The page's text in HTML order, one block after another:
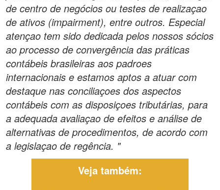
de centro de negócios ou testes de realizaçao
de ativos (impairment), entre outros. Especial
atençao tem sido dedicada pelos nossos sócios
ao processo de convergência das práticas
contábeis brasileiras aos padroes
internacionais e estamos aptos a atuar com
destaque nas conciliaçoes dos aspectos
contábeis com as disposiçoes tributárias, para
a adequada avaliaçao de efeitos e análise de
alternativas de procedimentos, de acordo com
a legislaçao de regência. "
Veja também: